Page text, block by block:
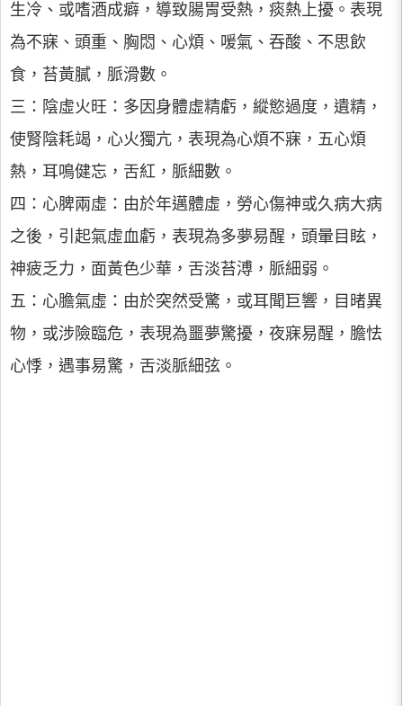
生冷、或嗜酒成癖，導致腸胃受熱，痰熱上擾。表現
為不寐、頭重、胸悶、心煩、喛氣、吞酸、不思飲
食，苔黃膩，脈滑數。
三：陰虛火旺：多因身體虛精虧，縱慾過度，遺精，
使腎陰耗竭，心火獨亢，表現為心煩不寐，五心煩
熱，耳鳴健忘，舌紅，脈細數。
四：心脾兩虛：由於年邁體虛，勞心傷神或久病大病
之後，引起氣虛血虧，表現為多夢易醒，頭暈目眩，
神疲乏力，面黃色少華，舌淡苔溥，脈細弱。
五：心膽氣虛：由於突然受驚，或耳聞巨響，目暏異
物，或涉險臨危，表現為噩夢驚擾，夜寐易醒，膽怯
心悸，遇事易驚，舌淡脈細弦。